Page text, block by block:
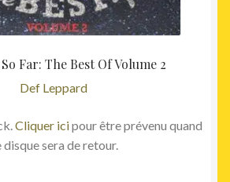
Far: The Best Of Volume 2
Def Leppard
Cliquer icipour être prévenu quand
disque sera de retour.